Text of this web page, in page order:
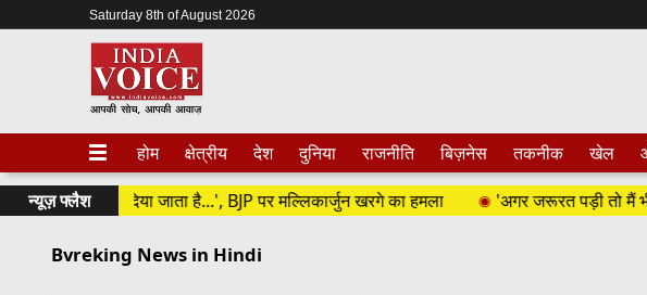
Saturday 8th of August 2026
होम क्षेत्रीय देश दुनिया राजनीति बिज़नेस तकनीक खेल
न्यूज़ फ्लैश
साफ कर दिया जाता है...', BJP पर मल्लिकार्जुन खरगे का हमला 'अगर जरूरत पड़ी तो मैं भी
Bvreking News in Hindi